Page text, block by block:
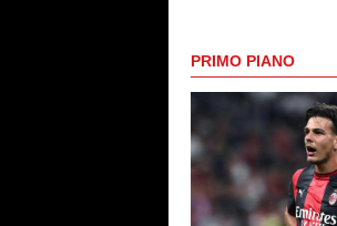
PRIMO PIANO